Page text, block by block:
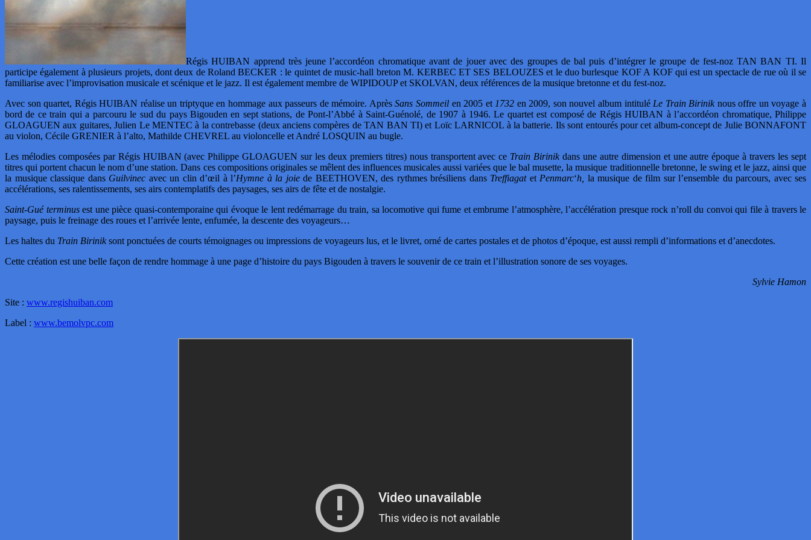
Régis HUIBAN apprend très jeune l’accordéon chromatique avant de jouer avec des groupes de bal puis d’intégrer le groupe de fest-noz TAN BAN TI. Il
participe également à plusieurs projets, dont deux de Roland BECKER : le quintet de music-hall breton M. KERBEC ET SES BELOUZES et le duo burlesque KOF A KOF qui est un spectacle de rue où il se
familiarise avec l’improvisation musicale et scénique et le jazz. Il est également membre de WIPIDOUP et SKOLVAN, deux références de la musique bretonne et du fest-noz.
Avec son quartet, Régis HUIBAN réalise un triptyque en hommage aux passeurs de mémoire. AprèsSans Sommeilen 2005 et 1732 en 2009, son nouvel album intitulé Le Train Biriniknous offre un voyage à
bord de ce train qui a parcouru le sud du pays Bigouden en sept stations, de Pont-l’Abbé à Saint-Guénolé, de 1907 à 1946. Le quartet est composé de Régis HUIBAN à l’accordéon chromatique, Philippe
GLOAGUEN aux guitares, Julien Le MENTEC à la contrebasse (deux anciens compères de TAN BAN TI) et Loïc LARNICOL à la batterie. Ils sont entourés pour cet album-concept de Julie BONNAFONT
au violon, Cécile GRENIER à l’alto, Mathilde CHEVREL au violoncelle et André LOSQUIN au bugle.
Les mélodies composées par Régis HUIBAN (avec Philippe GLOAGUEN sur les deux premiers titres) nous transportent avec ce Train Birinikdans une autre dimension et une autre époque à travers les sept
titres qui portent chacun le nom d’une station. Dans ces compositions originales se mêlent des influences musicales aussi variées que le bal musette, la musique traditionnelle bretonne, le swing et le jazz, ainsi que
la musique classique dans Guilvinec avec un clin d’œil à l’Hymne à la joiede BEETHOVEN, des rythmes brésiliens dans Treffiagatet Penmarc‘h, la musique de film sur l’ensemble du parcours, avec ses
accélérations, ses ralentissements, ses airs contemplatifs des paysages, ses airs de fête et de nostalgie.
Saint-Gué terminusest une pièce quasi-contemporaine qui évoque le lent redémarrage du train, sa locomotive qui fume et embrume l’atmosphère, l’accélération presque rock n’roll du convoi qui file à travers le
paysage, puis le freinage des roues et l’arrivée lente, enfumée, la descente des voyageurs…
Les haltes du Train Biriniksont ponctuées de courts témoignages ou impressions de voyageurs lus, et le livret, orné de cartes postales et de photos d’époque, est aussi rempli d’informations et d’anecdotes.
Cette création est une belle façon de rendre hommage à une page d’histoire du pays Bigouden à travers le souvenir de ce train et l’illustration sonore de ses voyages.
Sylvie Hamon
Site : www.regishuiban.com
Label : www.bemolvpc.com